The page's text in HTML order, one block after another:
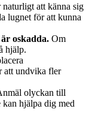
naturligt att känna sig
lugnet för att kunna
oskadda. Om
hjälp.
att undvika fler
olyckan till
hjälpa dig med